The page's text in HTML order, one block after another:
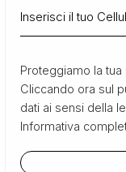
Proteggiamo la
Cliccando ora sul
dati ai sensi della
Informativa